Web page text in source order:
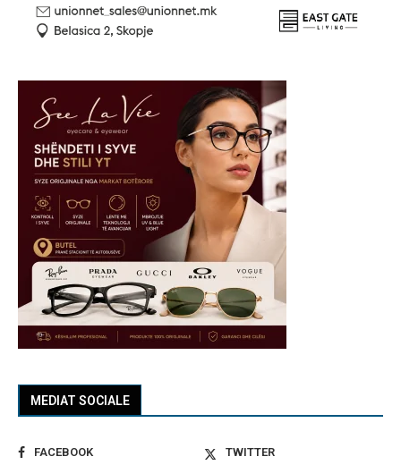
MEDIAT SOCIALE
FACEBOOK
TWITTER